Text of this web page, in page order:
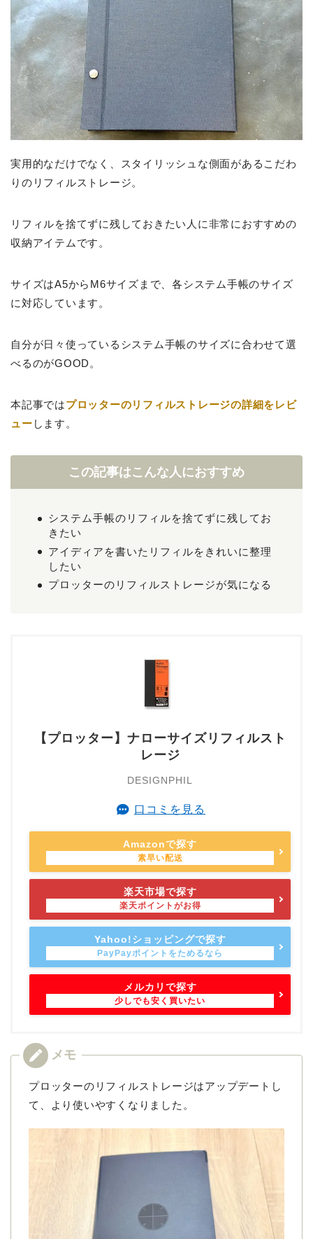
実用的なだけでなく、スタイリッシュな側面があるこだわ
りのリフィルストレージ。
リフィルを捨てずに残しておきたい人に非常におすすめの
収納アイテムです。
サイズはA5からM6サイズまで、各システム手帳のサイズ
に対応しています。
自分が日々使っているシステム手帳のサイズに合わせて選
べるのがGOOD。
本記事ではプロッターのリフィルストレージの詳細をレビ
ュー します。
この記事はこんな人におすすめ
システム手帳のリフィルを捨てずに残してお
きたい
アイディアを書いたリフィルをきれいに整理
したい
プロッターのリフィルストレージが気になる
【プロッター】ナローサイズリフィルスト
レージ
DESIGNPHIL
口コミを見る
Amazonで探す
楽天市場で探す
Yahoo!ショッピングで探す
メルカリで探す
プロッターのリフィルストレージはアップデートし
て、より使いやすくなりました。